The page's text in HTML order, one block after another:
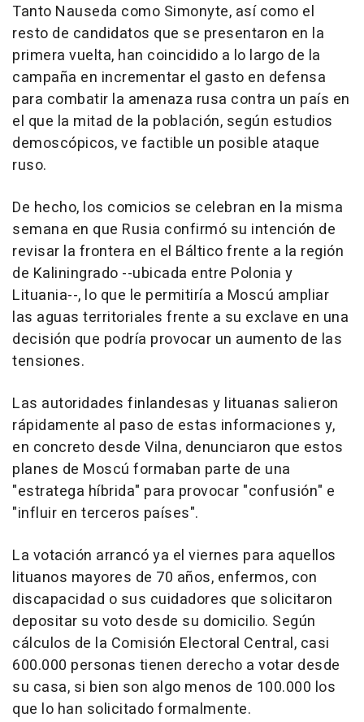
Tanto Nauseda como Simonyte, así como el
resto de candidatos que se presentaron en la
primera vuelta, han coincidido a lo largo de la
campaña en incrementar el gasto en defensa
para combatir la amenaza rusa contra un país en
el que la mitad de la población, según estudios
demoscópicos, ve factible un posible ataque
ruso.
De hecho, los comicios se celebran en la misma
semana en que Rusia confirmó su intención de
revisar la frontera en el Báltico frente a la región
de Kaliningrado --ubicada entre Polonia y
Lituania--, lo que le permitiría a Moscú ampliar
las aguas territoriales frente a su exclave en una
decisión que podría provocar un aumento de las
tensiones.
Las autoridades finlandesas y lituanas salieron
rápidamente al paso de estas informaciones y,
en concreto desde Vilna, denunciaron que estos
planes de Moscú formaban parte de una
"estratega híbrida" para provocar "confusión" e
"influir en terceros países".
La votación arrancó ya el viernes para aquellos
lituanos mayores de 70 años, enfermos, con
discapacidad o sus cuidadores que solicitaron
depositar su voto desde su domicilio. Según
cálculos de la Comisión Electoral Central, casi
600.000 personas tienen derecho a votar desde
su casa, si bien son algo menos de 100.000 los
que lo han solicitado formalmente.